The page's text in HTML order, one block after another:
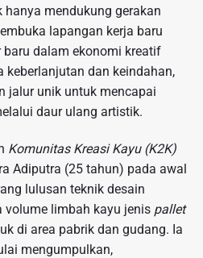
mendukung gerakan
lapangan kerja baru
dalam ekonomi kreatif
keberlanjutan dan keindahan,
jalur unik untuk mencapai
daur ulang artistik.
Komunitas Kreasi Kayu (K2K)
Adiputra (25 tahun) pada awal
lulusan teknik desain
volume limbah kayu jenis pallet
di area pabrik dan gudang. Ia
mengumpulkan,